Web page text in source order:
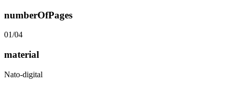
numberOfPages
01/04
material
Nato-digital